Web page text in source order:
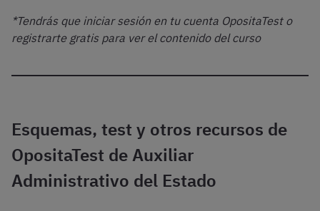
*Tendrás que iniciar sesión en tu cuenta OpositaTest o
registrarte gratis para ver el contenido del curso
Esquemas, test y otros recursos de
OpositaTest de Auxiliar
Administrativo del Estado